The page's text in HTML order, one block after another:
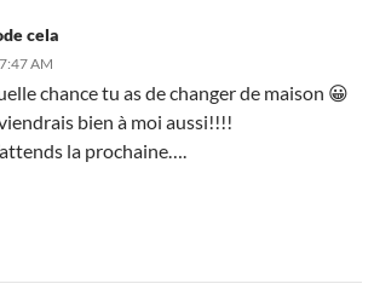
cela
AM
chance tu as de changer de maison 😀
bien à moi aussi!!!!
la prochaine….